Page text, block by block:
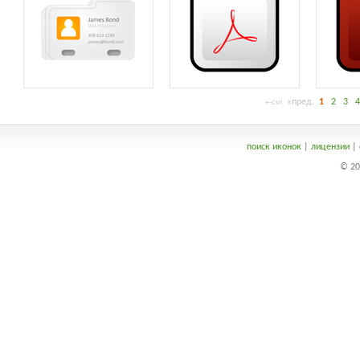
←Ctrl «пред. 1 2 3 4
поиск иконок| лицензии|
©